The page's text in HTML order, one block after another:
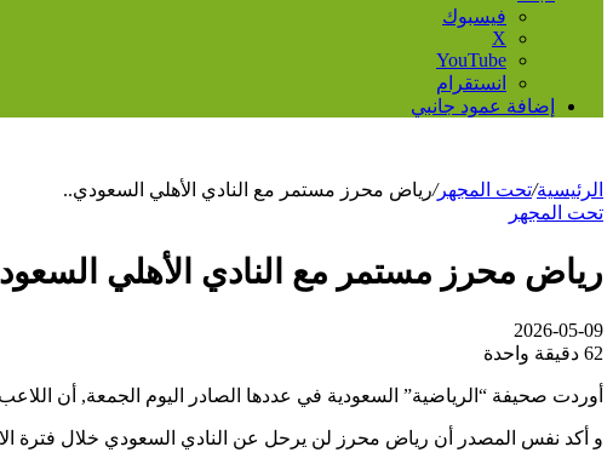
فيسبوك
‫X
‫YouTube
انستقرام
إضافة عمود جانبي
الرئيسية/تحت المجهر/رياض محرز مستمر مع النادي الأهلي السعودي..
تحت المجهر
رياض محرز مستمر مع النادي الأهلي
2026-05-09
62 دقيقة واحدة
أوردت صحيفة “الرياضية” السعودية في عددها الصادر اليوم الجمعة, أن
و أكد نفس المصدر أن رياض محرز لن يرحل عن النادي السعودي خلال فترة